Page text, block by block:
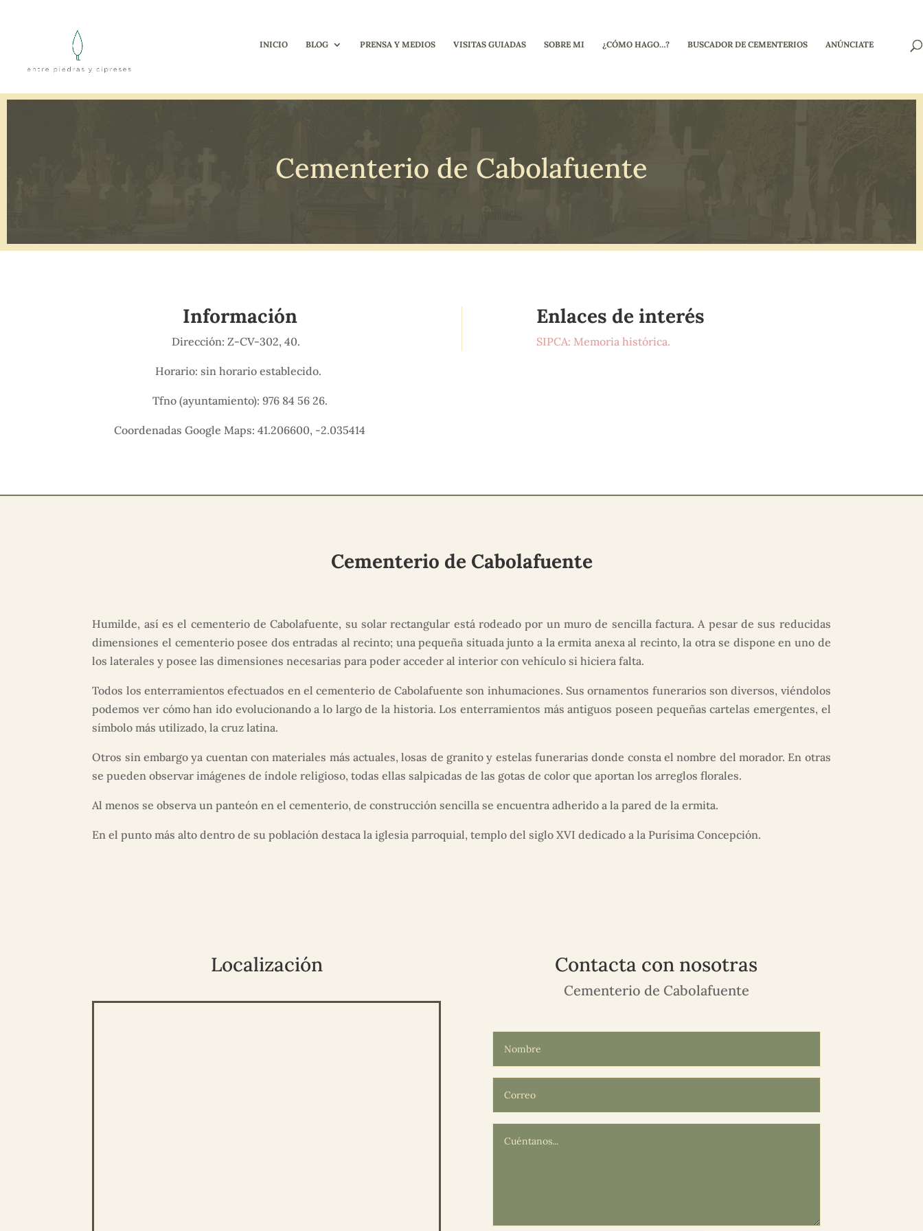
INICIO BLOG PRENSA Y MEDIOS VISITAS GUIADAS SOBRE MI ¿CÓMO HAGO…? BUSCADOR DE CEMENTERIOS ANÚNCIATE
Cementerio de Cabolafuente
Información
Dirección: Z-CV-302, 40.
Horario: sin horario establecido.
Tfno (ayuntamiento): 976 84 56 26.
Coordenadas Google Maps: 41.206600, -2.035414
Enlaces de interés
SIPCA: Memoria histórica.
Cementerio de Cabolafuente
Humilde, así es el cementerio de Cabolafuente, su solar rectangular está rodeado por un muro de sencilla factura. A pesar de sus reducidas
dimensiones el cementerio posee dos entradas al recinto; una pequeña situada junto a la ermita anexa al recinto, la otra se dispone en uno de
los laterales y posee las dimensiones necesarias para poder acceder al interior con vehículo si hiciera falta.
Todos los enterramientos efectuados en el cementerio de Cabolafuente son inhumaciones. Sus ornamentos funerarios son diversos, viéndolos
podemos ver cómo han ido evolucionando a lo largo de la historia. Los enterramientos más antiguos poseen pequeñas cartelas emergentes, el
símbolo más utilizado, la cruz latina.
Otros sin embargo ya cuentan con materiales más actuales, losas de granito y estelas funerarias donde consta el nombre del morador. En otras
se pueden observar imágenes de índole religioso, todas ellas salpicadas de las gotas de color que aportan los arreglos florales.
Al menos se observa un panteón en el cementerio, de construcción sencilla se encuentra adherido a la pared de la ermita.
En el punto más alto dentro de su población destaca la iglesia parroquial, templo del siglo XVI dedicado a la Purísima Concepción.
Localización Contacta con nosotras
Cementerio de Cabolafuente